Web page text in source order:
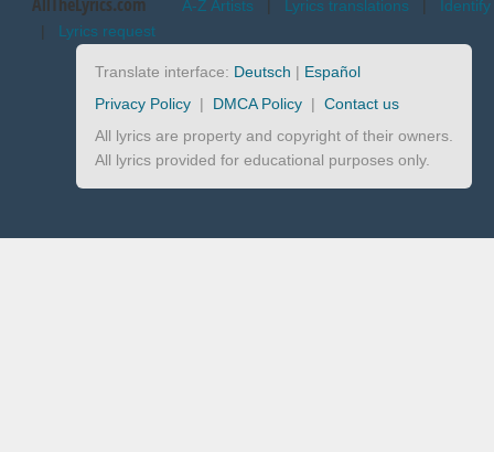
A-Z Artists | Lyrics translations | Identify
| Lyrics request
Translate interface: Deutsch | Español
Privacy Policy | DMCA Policy | Contact us
All lyrics are property and copyright of their owners.
All lyrics provided for educational purposes only.